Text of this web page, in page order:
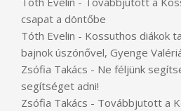
csapat a döntőbe
Tóth Evelin - Kossuthos diákok
bajnok úszónővel, Gyenge
Zsófia Takács - Ne féljünk
segítséget adni!
Zsófia Takács - Továbbjutott a